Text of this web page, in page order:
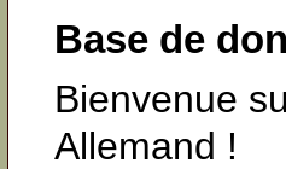
Base de
Bienvenue
Allemand !